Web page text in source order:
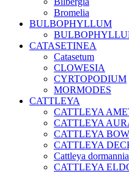
Bromelia
BULBOPHYLLUM
CATASETINEA
Catasetum
CLOWESIA
CYRTOPODIUM
MORMODES
CATTLEYA
CATTLEYA
CATTLEYA
CATTLEYA
CATTLEYA
Cattleya
CATTLEYA